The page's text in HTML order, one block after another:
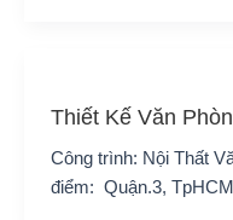
Thiết Kế Văn
Công trình: Nội Thất
điểm: Quận.3,